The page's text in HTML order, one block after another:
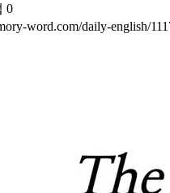
0
word.com/daily-english/